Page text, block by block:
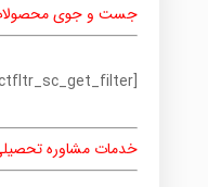
جست و جوی محصولات
[prdctfltr_sc_get_filter]
خدمات مشاوره